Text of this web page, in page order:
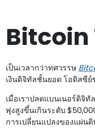
Bitcoin
เป็นเวลากว่าทศวรรษ
เงินดิจิทัลชั้นยอด โอดิสซีย์
เมื่อเราปลดแบนเนอร์ดิจิ
พุ่งสูงขึ้นเกินระดับ
การเปลี่ยนแปลงของแผ่น